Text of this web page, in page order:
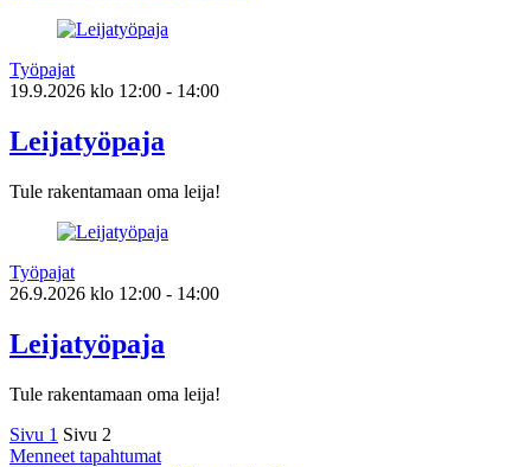
Työpajat
19.9.2026 klo 12:00 - 14:00
Leijatyöpaja
Tule rakentamaan oma leija!
Työpajat
26.9.2026 klo 12:00 - 14:00
Leijatyöpaja
Tule rakentamaan oma leija!
Sivu 1 Sivu 2
Menneet tapahtumat